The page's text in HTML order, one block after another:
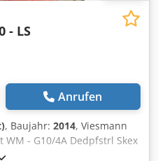
- LS
Anrufen
, Baujahr: 2014, Viesmann
WM - G10/4A Dedpfstrl Skex